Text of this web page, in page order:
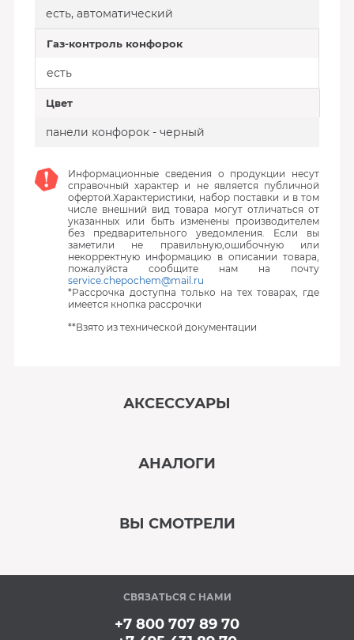
есть, автоматический
Газ-контроль конфорок
есть
Цвет
панели конфорок - черный
Информационные сведения о продукции несут
справочный характер и не является публичной
офертой.Характеристики, набор поставки и в том
числе внешний вид товара могут отличаться от
указанных или быть изменены производителем
без предварительного уведомления. Если вы
заметили не правильную,ошибочную или
некорректную информацию в описании товара,
пожалуйста сообщите нам на почту
service.chepochem@mail.ru
*Рассрочка доступна только на тех товарах, где
имеется кнопка рассрочки
**Взято из технической документации
АКСЕССУАРЫ
АНАЛОГИ
ВЫ СМОТРЕЛИ
В наличии
СВЯЗАТЬСЯ С НАМИ
+7 800 707 89 70